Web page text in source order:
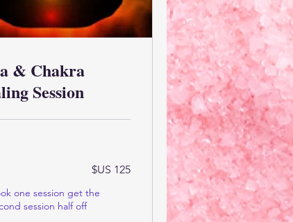
& Chakra
Session
دولار
one session get the
session half off